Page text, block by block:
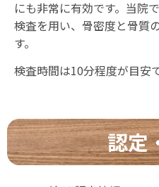
にも非常に有効です。当院
検査を用い、骨密度と骨質
す。
検査時間は10分程度が目安で
認定